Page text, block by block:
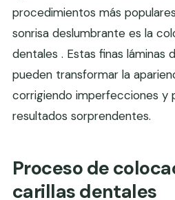
procedimientos más
sonrisa deslumbrante es la
dentales . Estas finas láminas
pueden transformar la
corrigiendo imperfecciones y
resultados sorprendentes.
Proceso de
carillas dentales